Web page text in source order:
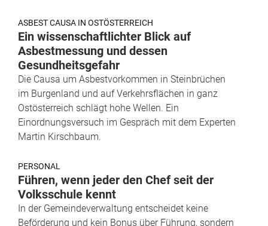
ASBEST CAUSA IN OSTÖSTERREICH
Ein wissenschaftlichter Blick auf
Asbestmessung und dessen
Gesundheitsgefahr
Die Causa um Asbestvorkommen in Steinbrüchen
im Burgenland und auf Verkehrsflächen in ganz
Ostösterreich schlägt hohe Wellen. Ein
Einordnungsversuch im Gespräch mit dem Experten
Martin Kirschbaum.
PERSONAL
Führen, wenn jeder den Chef seit der
Volksschule kennt
In der Gemeindeverwaltung entscheidet keine
Beförderung und kein Bonus über Führung, sondern